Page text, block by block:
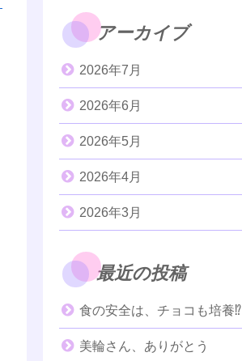
アーカイブ
2026年7月
2026年6月
2026年5月
2026年4月
2026年3月
最近の投稿
食の安全は、チョコも培養⁉️
美輪さん、ありがとう